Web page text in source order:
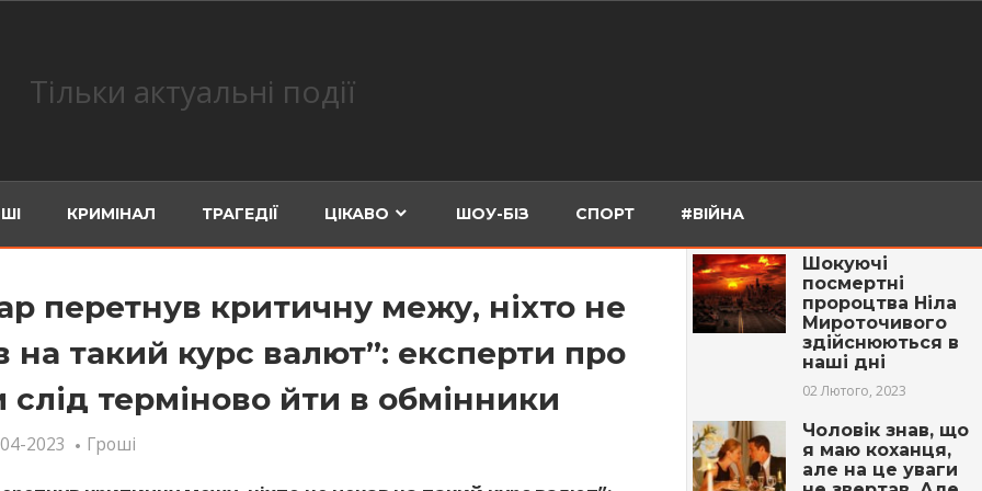
Тільки актуальні події
КРИМІНАЛ ТРАГЕДІЇ ЦІКАВО ШОУ-БІЗ СПОРТ #ВІЙНА
перетнув критичну межу, ніхто не
на такий курс валют”: експерти про
слід терміново йти в обмінники
2023 Гроші
Шокуючі
посмертні
пророцтва Ніла
Мироточивого
здійснюються в
наші дні
02 Лютого, 2023
Чоловік знав, що
я маю кoхaнця,
але на це уваги